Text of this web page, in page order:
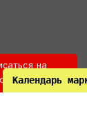
на
Календарь